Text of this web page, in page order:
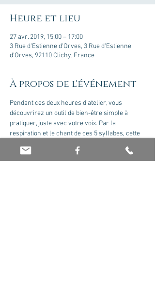
Heure et lieu
27 avr. 2019, 15:00 – 17:00
3 Rue d'Estienne d'Orves, 3 Rue d'Estienne
d'Orves, 92110 Clichy, France
À propos de l'événement
Pendant ces deux heures d'atelier, vous
découvrirez un outil de bien-être simple à
pratiquer, juste avec votre voix. Par la
respiration et le chant de ces 5 syllabes, cette
pratique apporte de la relaxation, du
recentrage, de l’harmonisation ainsi que du